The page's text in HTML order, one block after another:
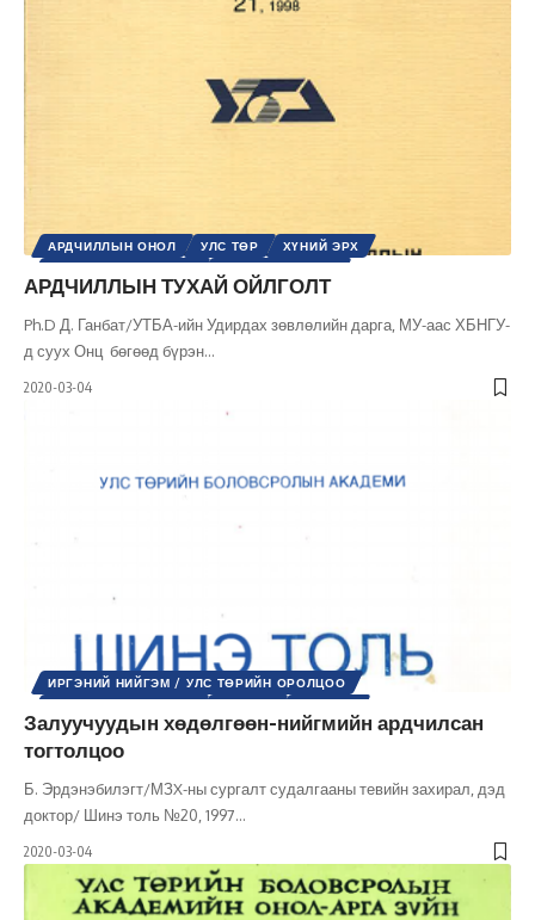
АРДЧИЛЛЫН ОНОЛ УЛС ТӨР
ХҮНИЙ ЭРХ
АРДЧИЛЛЫН ТУХАЙ ОЙЛГОЛТ
Ph.D Д. Ганбат/УТБА-ийн Удирдах зөвлөлийн дарга, МУ-аас ХБНГУ-
д суух Онц бөгөөд бүрэн…
2020-03-04
ИРГЭНИЙ НИЙГЭМ / УЛС ТӨРИЙН ОРОЛЦОО
УЛС ТӨРИЙН СОЁЛ
ХҮНИЙ ЭРХ
ШИНЭ ТОЛЬ СЭТГҮҮЛ
ЭРХ, ЭРХ ЧӨЛӨӨ
Залуучуудын хөдөлгөөн-нийгмийн ардчилсан
тогтолцоо
Б. Эрдэнэбилэгт/МЗX-ны сургалт судалгааны тевийн захирал, дэд
доктор/ Шинэ толь №20, 1997…
2020-03-04